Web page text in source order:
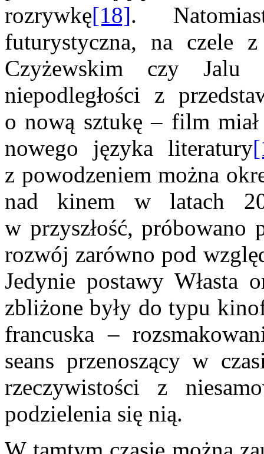
rozrywkę[18].
futurystyczna, na czele z
Czyżewskim czy Jalu
niepodległości z
o nową sztukę – film
nowego języka literatury
z powodzeniem można
nad kinem w latach
w przyszłość, próbowano
rozwój zarówno pod
Jedynie postawy Własta
zbliżone były do typu
francuska –
seans przenoszący w
rzeczywistości z
podzielenia się nią.